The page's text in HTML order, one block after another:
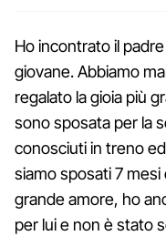
Ho incontrato il
giovane. Abbiamo
regalato la gioia più
sono sposata per la
conosciuti in treno
siamo sposati 7
grande amore, ho
per lui e non è stato